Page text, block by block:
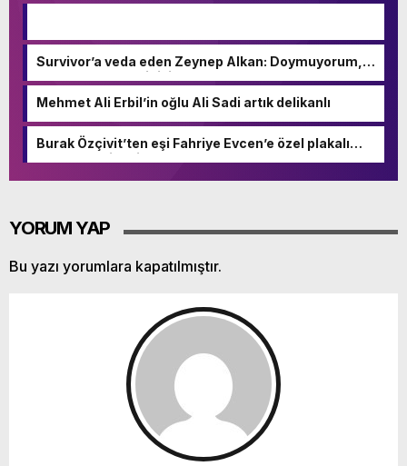
Survivor’a veda eden Zeynep Alkan: Doymuyorum,
kıtlıktan çıkmış gibiyim!
Mehmet Ali Erbil’in oğlu Ali Sadi artık delikanlı
Burak Özçivit’ten eşi Fahriye Evcen’e özel plakalı
doğum hediyesi
YORUM YAP
Bu yazı yorumlara kapatılmıştır.